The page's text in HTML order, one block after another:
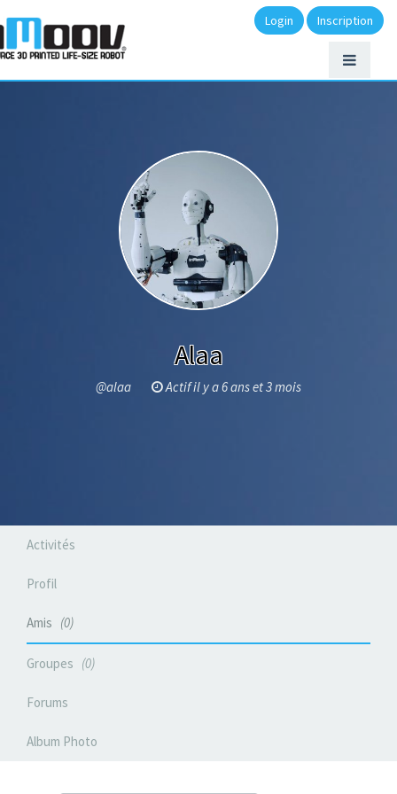
Login Inscription
Alaa
@alaa Actif il y a 6 ans et 3 mois
Activités
Profil
Amis 0
Groupes 0
Forums
Album Photo